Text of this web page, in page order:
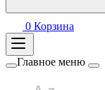
0 Корзина
Главное меню